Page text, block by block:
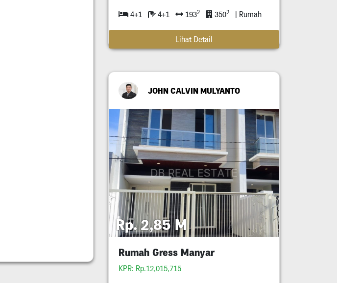
4+1 4+1 1932 3502 | Rumah
Lihat Detail
JOHN CALVIN MULYANTO
Rp. 2,85 M
Rumah Gress Manyar
KPR: Rp.12,015,715